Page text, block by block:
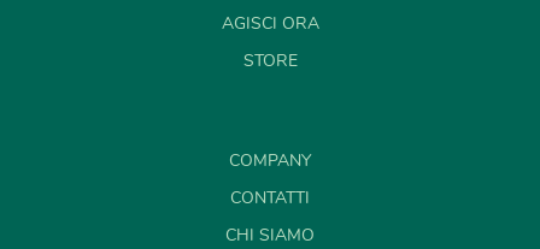
AGISCI ORA
STORE
COMPANY
CONTATTI
CHI SIAMO